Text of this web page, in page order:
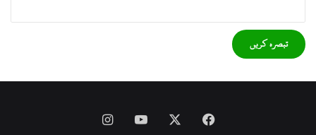
Facebook
YouTube
Instagram